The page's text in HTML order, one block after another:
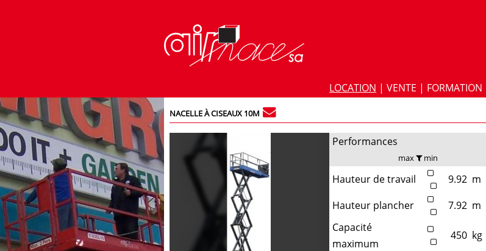
LOCATION |VENTE | FORMATION
NACELLE À CISEAUX 10M
Performances
max min
Hauteur de travail 9.92 m
Hauteur plancher
7.92 m
Capacité
maximum
450 kg